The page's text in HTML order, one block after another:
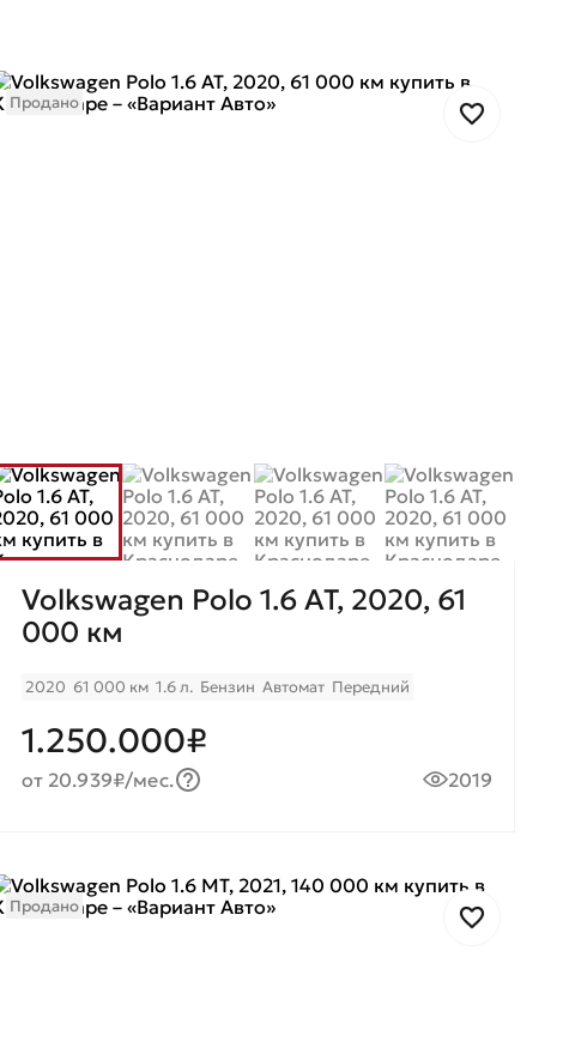
Продано
Volkswagen Polo 1.6 AT, 2020, 61
000 км
2020 61 000 км 1.6 л. Бензин Автомат Передний
1.250.000₽
от 20.939₽/мес. 2019
Продано